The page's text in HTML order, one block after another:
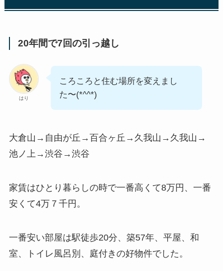
20年間で7回の引っ越し
はり
ころころと住む場所を変えまし
た〜(*^^*)
大倉山→自由が丘→百合ヶ丘→久我山→久我山→
池ノ上→渋谷→渋谷
家賃はひとり暮らしの時で一番高くて8万円、一番
安くて4万７千円。
一番安い部屋は駅徒歩20分、築57年、平屋、和
室、トイレ風呂別、庭付きの好物件でした。